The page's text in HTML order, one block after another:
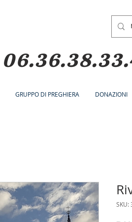
GRUPPO DI PREGHIERA DONAZIONI
SKU: